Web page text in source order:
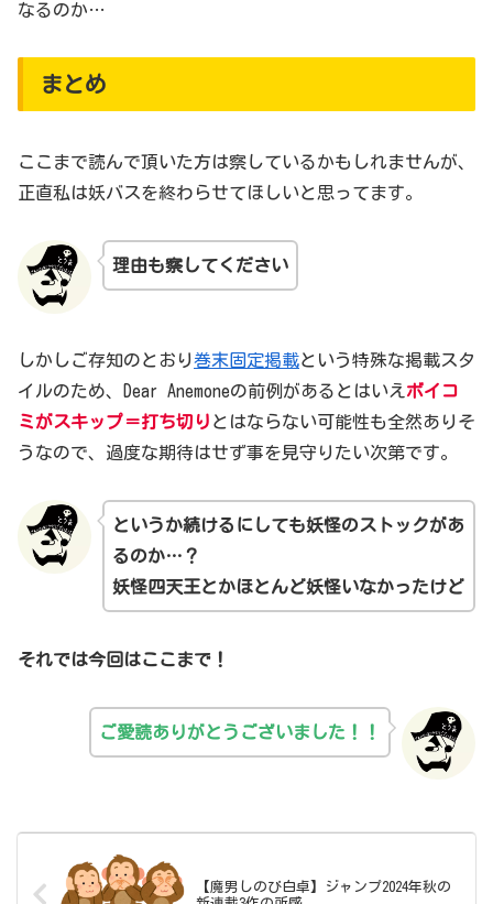
なるのか…
まとめ
ここまで読んで頂いた方は察しているかもしれませんが、
正直私は妖バスを終わらせてほしいと思ってます。
理由も察してください
しかしご存知のとおり巻末固定掲載という特殊な掲載スタ
イルのため、Dear Anemoneの前例があるとはいえ ボイコ
ミがスキップ＝打ち切り とはならない可能性も全然ありそ
うなので、過度な期待はせず事を見守りたい次第です。
というか続けるにしても妖怪のストックがあ
るのか…？
妖怪四天王とかほとんど妖怪いなかったけど
それでは今回はここまで！
ご愛読ありがとうございました！！
【魔男しのび白卓】ジャンプ2024年秋の